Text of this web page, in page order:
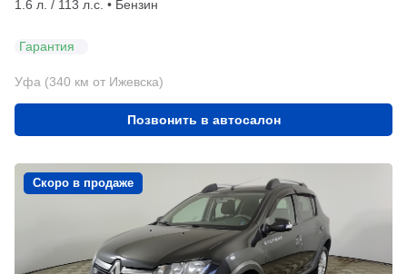
1.6 л. / 113 л.с. • Бензин
Гарантия
Уфа (340 км от Ижевска)
Позвонить в автосалон
Скоро в продаже